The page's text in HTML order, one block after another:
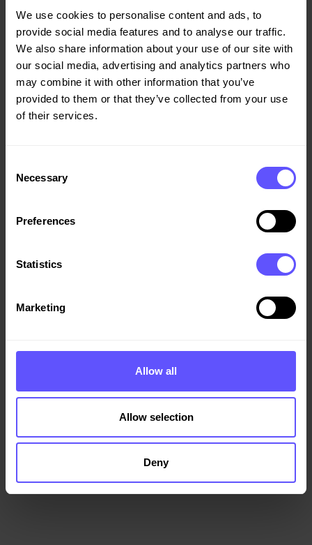
We use cookies to personalise content and ads, to
provide social media features and to analyse our traffic.
We also share information about your use of our site with
our social media, advertising and analytics partners who
may combine it with other information that you’ve
provided to them or that they’ve collected from your use
of their services.
Selection
Necessary
Preferences
Statistics
Marketing
Allow all
Allow selection
Deny
2022-06-10
Rapport: Bostäder till överkomligt pris
Ägarmarknaden – en dold bostadssocial resurs
Reportage
jobbar på Veidekke.